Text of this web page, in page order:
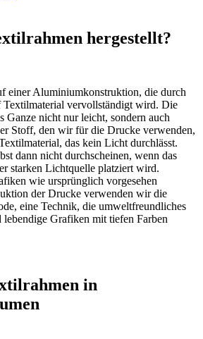
hergestellt?
einer Aluminiumkonstruktion, die durch
vervollständigt wird. Die
Ganze nicht nur leicht, sondern auch
Stoff, den wir für die Drucke verwenden,
das kein Licht durchlässt.
dann nicht durchscheinen, wenn das
starken Lichtquelle platziert wird.
wie ursprünglich vorgesehen
der Drucke verwenden wir die
eine Technik, die umweltfreundliches
Grafiken mit tiefen Farben
in